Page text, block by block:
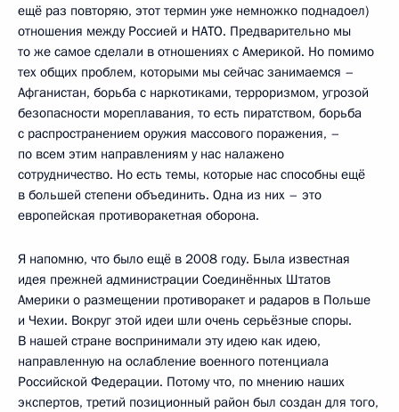
ещё раз повторяю, этот термин уже немножко поднадоел)
отношения между Россией и НАТО. Предварительно мы
то же самое сделали в отношениях с Америкой. Но помимо
тех общих проблем, которыми мы сейчас занимаемся –
Афганистан, борьба с наркотиками, терроризмом, угрозой
безопасности мореплавания, то есть пиратством, борьба
с распространением оружия массового поражения, –
по всем этим направлениям у нас налажено
сотрудничество. Но есть темы, которые нас способны ещё
в большей степени объединить. Одна из них – это
европейская противоракетная оборона.
Я напомню, что было ещё в 2008 году. Была известная
идея прежней администрации Соединённых Штатов
Америки о размещении противоракет и радаров в Польше
и Чехии. Вокруг этой идеи шли очень серьёзные споры.
В нашей стране воспринимали эту идею как идею,
направленную на ослабление военного потенциала
Российской Федерации. Потому что, по мнению наших
экспертов, третий позиционный район был создан для того,